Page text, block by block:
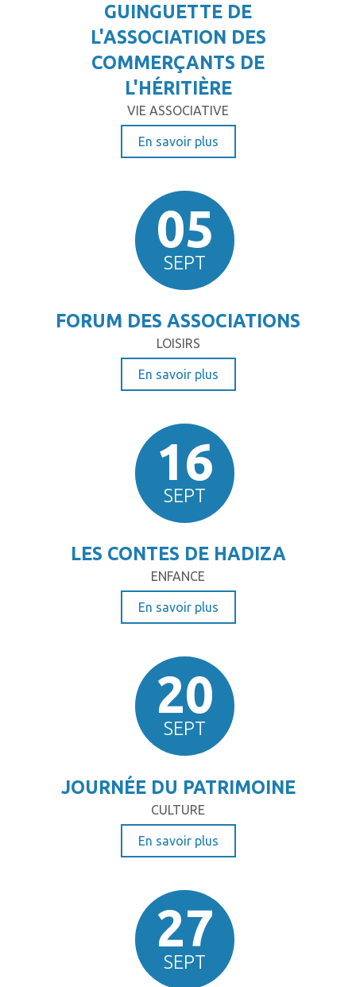
GUINGUETTE DE
L'ASSOCIATION DES
COMMERÇANTS DE
L'HÉRITIÈRE
VIE ASSOCIATIVE
En savoir plus
05
SEPT
FORUM DES ASSOCIATIONS
LOISIRS
En savoir plus
16
SEPT
LES CONTES DE HADIZA
ENFANCE
En savoir plus
20
SEPT
JOURNÉE DU PATRIMOINE
CULTURE
En savoir plus
27
SEPT